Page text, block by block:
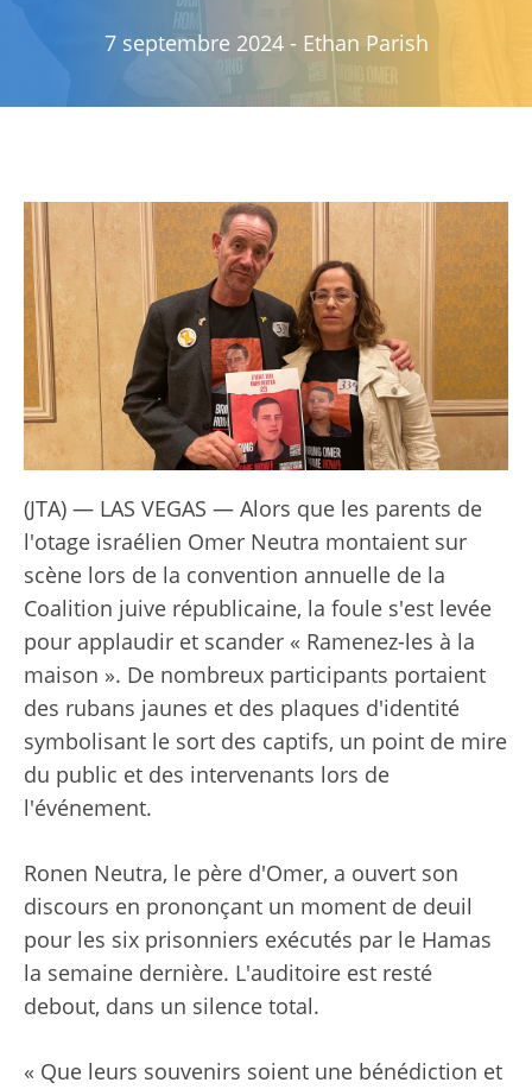
7 septembre 2024 - Ethan Parish
(JTA) — LAS VEGAS — Alors que les parents de
l'otage israélien Omer Neutra montaient sur
scène lors de la convention annuelle de la
Coalition juive républicaine, la foule s'est levée
pour applaudir et scander « Ramenez-les à la
maison ». De nombreux participants portaient
des rubans jaunes et des plaques d'identité
symbolisant le sort des captifs, un point de mire
du public et des intervenants lors de
l'événement.
Ronen Neutra, le père d'Omer, a ouvert son
discours en prononçant un moment de deuil
pour les six prisonniers exécutés par le Hamas
la semaine dernière. L'auditoire est resté
debout, dans un silence total.
« Que leurs souvenirs soient une bénédiction et